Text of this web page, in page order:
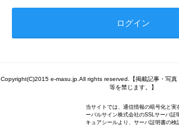
Copyright(C)2015 e-masu.jp.All rights reserved.【掲載記事・写真
等を禁じます。】
当サイトでは、通信情報の暗号化と
ーバルサイン株式会社のSSLサーバ証
キュアシールより、サーバ証明書の検